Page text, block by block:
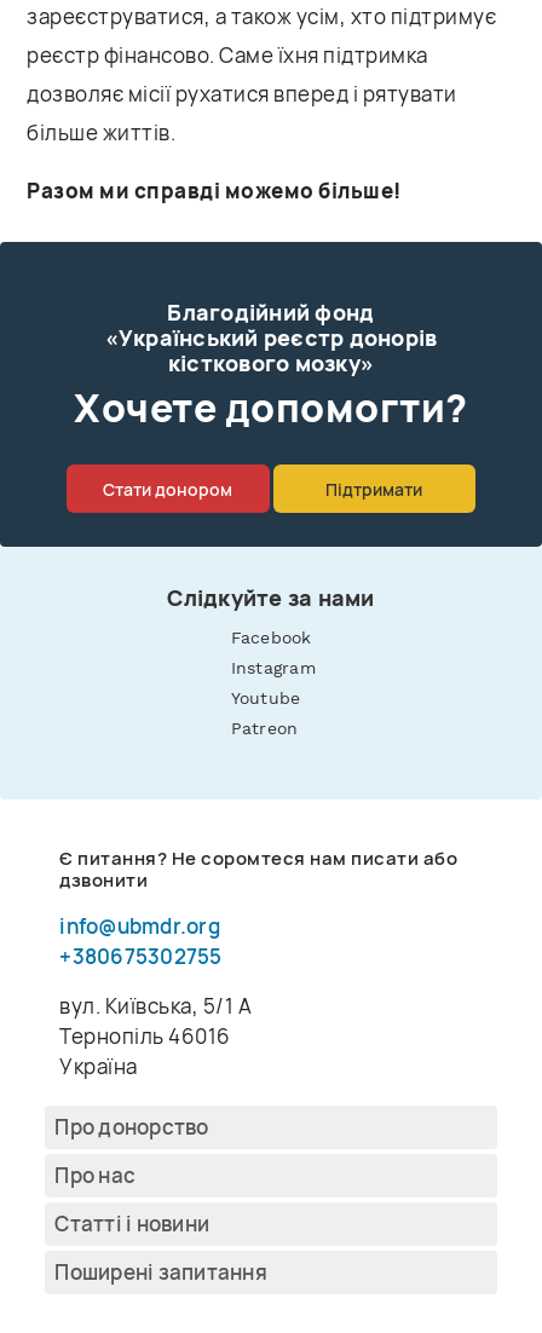
зареєструватися, а також усім, хто підтримує
реєстр фінансово. Саме їхня підтримка
дозволяє місії рухатися вперед і рятувати
більше життів.
Разом ми справді можемо більше!
Благодійний фонд
«Український реєстр донорів
кісткового мозку»
Xочете допомогти?
Стати донором Підтримати
Слідкуйте за нами
Facebook
Instagram
Youtube
Patreon
Є питання? Не соромтеся нам писати або
дзвонити
info@ubmdr.org
+380675302755
вул. Київська, 5/1 A
Тернопіль 46016
Україна
Про донорство
Про нас
Cтатті і новини
Поширені запитання